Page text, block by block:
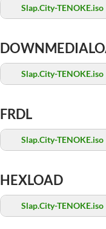
Slap.City-TENOKE.iso
Slap.City-TENOKE.iso
FRDL
Slap.City-TENOKE.iso
HEXLOAD
Slap.City-TENOKE.iso